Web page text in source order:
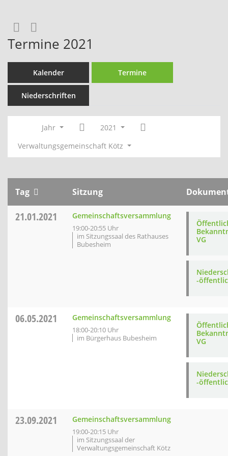
Termine 2021
Kalender Termine
Niederschriften
Jahr
2021
Verwaltungsgemeinschaft Kötz
Tag Sitzung
21.01.2021 Gemeinschaftsversammlung
19:00-20:55 Uhr
im Sitzungssaal des Rathauses
Bubesheim
VG
-
06.05.2021 Gemeinschaftsversammlung
18:00-20:10 Uhr
im Bürgerhaus Bubesheim
VG
-
23.09.2021 Gemeinschaftsversammlung
19:00-20:15 Uhr
im Sitzungssaal der
Verwaltungsgemeinschaft Kötz